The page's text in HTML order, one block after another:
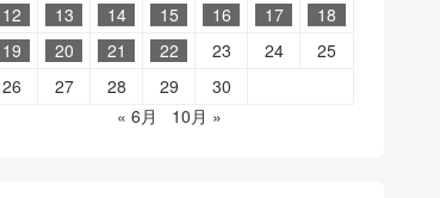
12
13 14 15 16 17
18
19
20 21 22 23 24
25
26
27 28 29
30
« 6月
10月 »